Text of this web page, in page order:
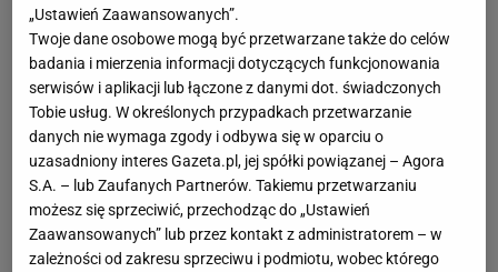
„Ustawień Zaawansowanych”.
Twoje dane osobowe mogą być przetwarzane także do celów
badania i mierzenia informacji dotyczących funkcjonowania
serwisów i aplikacji lub łączone z danymi dot. świadczonych
Tobie usług. W określonych przypadkach przetwarzanie
danych nie wymaga zgody i odbywa się w oparciu o
uzasadniony interes Gazeta.pl, jej spółki powiązanej – Agora
S.A. – lub Zaufanych Partnerów. Takiemu przetwarzaniu
możesz się sprzeciwić, przechodząc do „Ustawień
Zaawansowanych” lub przez kontakt z administratorem – w
zależności od zakresu sprzeciwu i podmiotu, wobec którego